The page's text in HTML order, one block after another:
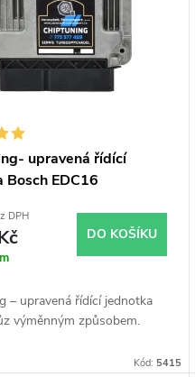
upravená řídící
Bosch EDC16
DPH
DO KOŠÍKU
– upravená řídící jednotka
výměnným způsobem.
Kód: 5415